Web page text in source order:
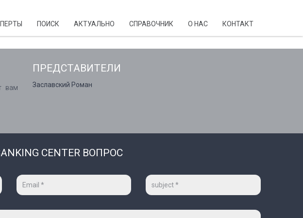
ПОИСК АКТУАЛЬНО CПРАВОЧНИК О НАС КОНТАКТ
вам
ПРЕДСТАВИТЕЛИ
Заславский Роман
CENTER ВОПРОС
Ваш
mail
Тема